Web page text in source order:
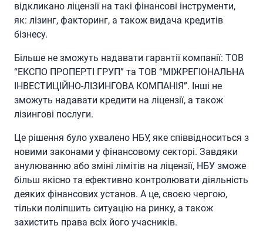
відкликано ліцензії на такі фінансові інструменти,
як: лізинг, факторинг, а також видача кредитів
бізнесу.
Більше не зможуть надавати гарантії компанії: ТОВ
“ЕКСПО ПРОПЕРТІ ГРУП” та ТОВ “МІЖРЕГІОНАЛЬНА
ІНВЕСТИЦІЙНО-ЛІЗИНГОВА КОМПАНІЯ”. Інші не
зможуть надавати кредити на ліцензії, а також
лізингові послуги.
Це рішення було ухвалено НБУ, яке співвідноситься з
новими законами у фінансовому секторі. Завдяки
анулюванню або зміні лімітів на ліцензії, НБУ зможе
більш якісно та ефективно контролювати діяльність
деяких фінансових установ. А це, своєю чергою,
тільки поліпшить ситуацію на ринку, а також
захистить права всіх його учасників.